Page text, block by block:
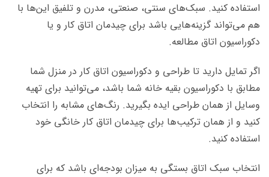
استفاده کنید. سبک‌های سنتی، صنعتی، مدرن و تلفیق این‌ها با
هم می‌تواند گزینه‌هایی باشد برای چیدمان اتاق کار و یا
دکوراسیون اتاق مطالعه.
اگر تمایل دارید تا طراحی و دکوراسیون اتاق کار در منزل شما
مطابق با دکوراسیون بقیه خانه شما باشد، می‌توانید برای تهیه
وسایل از همان طراحی ایده بگیرید. رنگ‌های مشابه را انتخاب
کنید و از همان ترکیب‌ها برای چیدمان اتاق کار خانگی خود
استفاده کنید.
انتخاب سبک اتاق بستگی به میزان بودجه‌ای باشد که برای